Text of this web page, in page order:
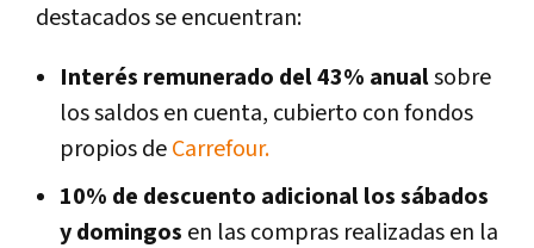
destacados se encuentran:
Interés remunerado del 43% anualsobre
los saldos en cuenta, cubierto con fondos
propios deCarrefour.
10% de descuento adicional los sábados
y domingos en las compras realizadas en la